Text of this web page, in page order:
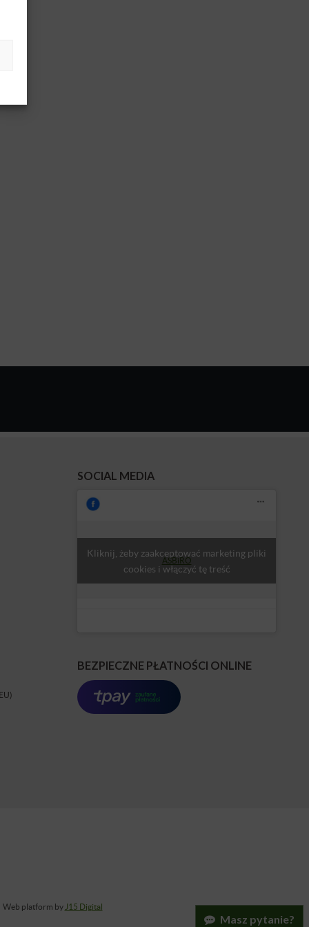
SOCIAL MEDIA
ASBiRO
Kliknij, żeby zaakceptować marketing pliki
cookies i włączyć tę treść
BEZPIECZNE PŁATNOŚCI ONLINE
Web platform by J15 Digital
Masz pytanie?